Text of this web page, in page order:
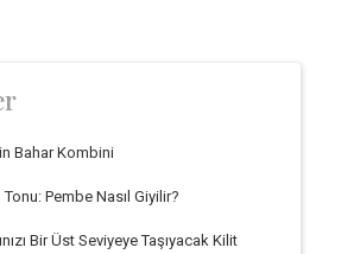
Bahar Kombini
Pembe Nasıl Giyilir?
Bir Üst Seviyeye Taşıyacak Kilit